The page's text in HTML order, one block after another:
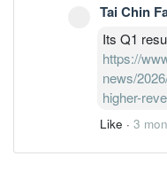
Tai Chin
Its Q1
https://
news/
higher-
Like · 3